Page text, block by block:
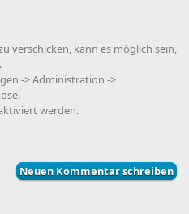
verschicken, kann es möglich sein,
-> Administration ->
werden.
Neuen Kommentar schreiben